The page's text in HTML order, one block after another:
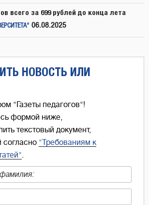
всего за 699 рублей до конца лета
06.08.2025
НОВОСТЬ ИЛИ
"Газеты педагогов"!
формой ниже,
текстовый документ,
"Требованиям к
.